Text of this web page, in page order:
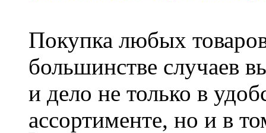
Покупка любых
большинстве случаев
и дело не только в
ассортименте, но и в